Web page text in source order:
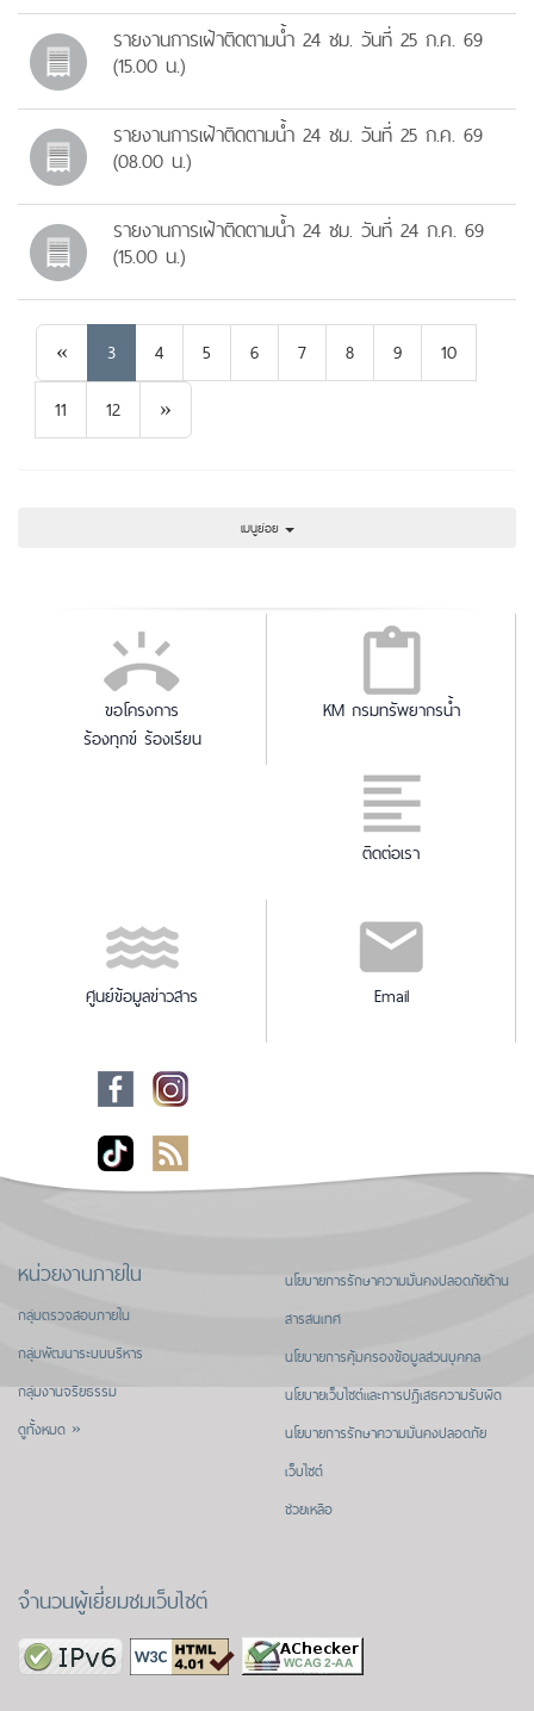
รายงานการเฝ้าติดตามน้ำ 24 ชม. วันที่ 25 ก.ค. 69
(15.00 น.)
รายงานการเฝ้าติดตามน้ำ 24 ชม. วันที่ 25 ก.ค. 69
(08.00 น.)
รายงานการเฝ้าติดตามน้ำ 24 ชม. วันที่ 24 ก.ค. 69
(15.00 น.)
« Previous
3 4 5 6 7 8 9
10
11
12 »
เมนูย่อย
ขอโครงการ
ร้องทุกข์ ร้องเรียน
KM กรมทรัพยากรน้ำ
ติดต่อเรา
ศูนย์ข้อมูลข่าวสาร Email
หน่วยงานภายใน
กลุ่มตรวจสอบภายใน
กลุ่มพัฒนาระบบบริหาร
กลุ่มงานจริยธรรม
ดูทั้งหมด »
นโยบายการรักษาความมั่นคงปลอดภัยด้าน
สารสนเทศ
นโยบายการคุ้มครองข้อมูลส่วนบุคคล
นโยบายเว็บไซต์และการปฏิเสธความรับผิด
นโยบายการรักษาความมั่นคงปลอดภัย
เว็บไซต์
ช่วยเหลือ
จำนวนผู้เยี่ยมชมเว็บไซต์